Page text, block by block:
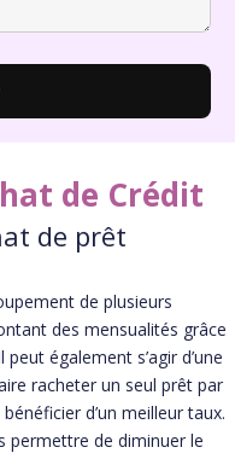
de Crédit
de prêt
de plusieurs
des mensualités grâce
également s’agir d’une
racheter un seul prêt par
d’un meilleur taux.
permettre de diminuer le